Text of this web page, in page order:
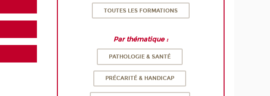
TOUTES LES FORMATIONS
Par thématique :
PATHOLOGIE & SANTÉ
PRÉCARITÉ & HANDICAP